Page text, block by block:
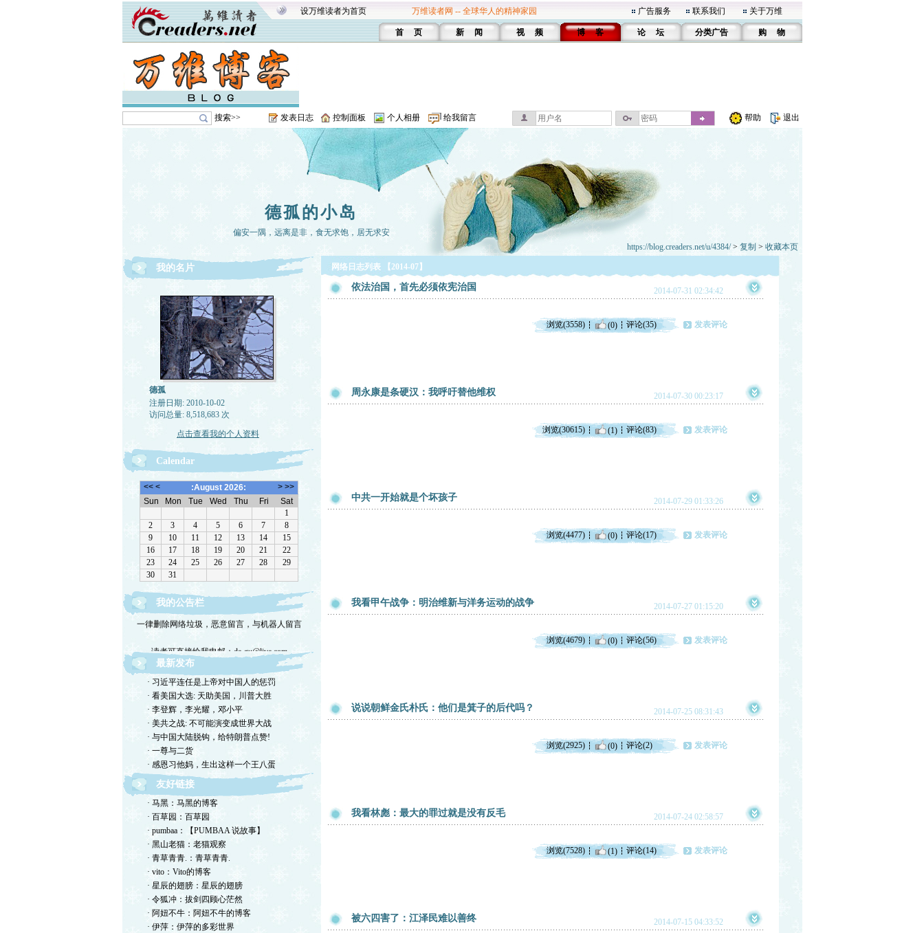
设万维读者为首页 万维读者网 -- 全球华人的精神家园 广告服务 联系我们 关于万维
首 页 新 闻 视 频 博 客 论 坛 分类广告 购 物
搜索>> 发表日志 控制面板 个人相册 给我留言 帮助 退出
德孤的小岛
偏安一隅，远离是非，食无求饱，居无求安
https://blog.creaders.net/u/4384/> 复制 > 收藏本页
我的名片
德孤
注册日期: 2010-10-02
访问总量: 8,518,683 次
点击查看我的个人资料
Calendar
我的公告栏
一律删除网络垃圾，恶意留言，与机器人留言
欢迎留言交流，恕我不一一回复，敬请体谅。
欢迎转摘，包括国国内网站，但请注明出处！
欢迎光临德孤的小岛！谢绝网络垃圾！
最新发布
· 习近平连任是上帝对中国人的惩罚
· 看美国大选: 天助美国，川普大胜
· 李登辉，李光耀，邓小平
· 美共之战: 不可能演变成世界大战
· 与中国大陆脱钩，给特朗普点赞!
· 一尊与二货
· 感恩习他妈，生出这样一个王八蛋
友好链接
· 马黑：马黑的博客
· 百草园：百草园
· pumbaa：【PUMBAA 说故事】
· 黑山老猫：老猫观察
· 青草青青.：青草青青.
· vito：Vito的博客
· 星辰的翅膀：星辰的翅膀
· 令狐冲：拔剑四顾心茫然
· 阿妞不牛：阿妞不牛的博客
· 伊萍：伊萍的多彩世界
网络日志列表 【2014-07】
依法治国，首先必须依宪治国 2014-07-31 02:34:42
浏览(3558) (0) 评论(35) 发表评论
周永康是条硬汉：我呼吁替他维权 2014-07-30 00:23:17
浏览(30615) (1) 评论(83) 发表评论
中共一开始就是个坏孩子 2014-07-29 01:33:26
浏览(4477) (0) 评论(17) 发表评论
我看甲午战争：明治维新与洋务运动的战争 2014-07-27 01:15:20
浏览(4679) (0) 评论(56) 发表评论
说说朝鲜金氏朴氏：他们是箕子的后代吗？ 2014-07-25 08:31:43
浏览(2925) (0) 评论(2) 发表评论
我看林彪：最大的罪过就是没有反毛 2014-07-24 02:58:57
浏览(7528) (1) 评论(14) 发表评论
被六四害了：江泽民难以善终 2014-07-15 04:33:52